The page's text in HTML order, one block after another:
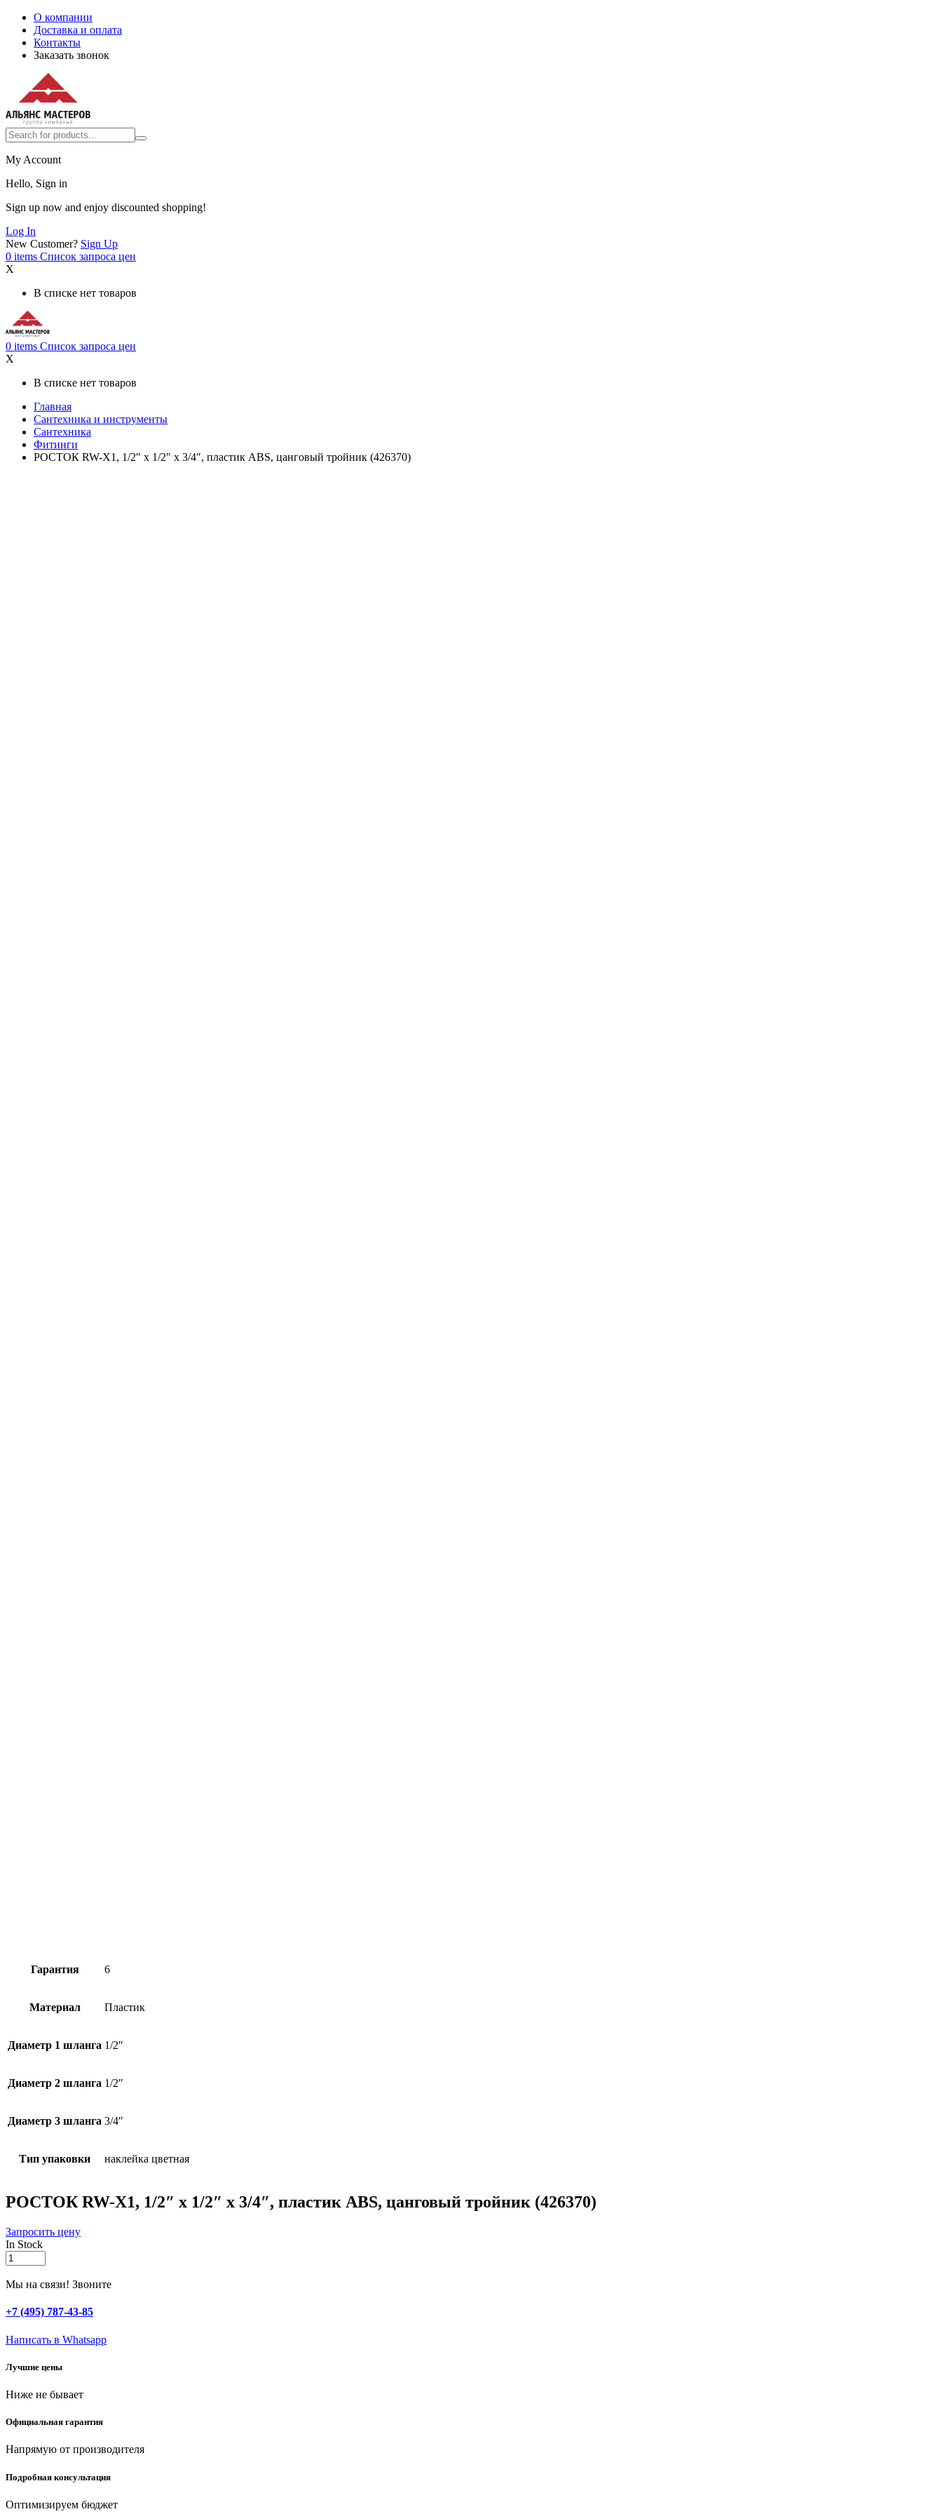
О компании
Доставка и оплата
Контакты
Заказать звонок
My Account
Hello, Sign in
Sign up now and enjoy discounted shopping!
Log In
New Customer? Sign Up
0 items Список запроса цен
X
В списке нет товаров
0 items Список запроса цен
X
В списке нет товаров
Главная
Cантехника и инструменты
Сантехника
Фитинги
РОСТОК RW-X1, 1/2″ х 1/2″ х 3/4″, пластик ABS, цанговый тройник (426370)
Гарантия 6
Материал Пластик
Диаметр 1 шланга 1/2″
Диаметр 2 шланга 1/2″
Диаметр 3 шланга 3/4″
Тип упаковки наклейка цветная
РОСТОК RW-X1, 1/2″ х 1/2″ х 3/4″, пластик ABS, цанговый тройник (426370)
Запросить цену
In Stock
РОСТОК
RW-
X1,
х
1/2″
3/4″,
ABS,
тройник
quantity
Мы на связи! Звоните
+7 (495) 787-43-85
Написать в Whatsapp
Лучшие цены
Ниже не бывает
Официальная гарантия
Напрямую от производителя
Подробная консультация
Оптимизируем бюджет